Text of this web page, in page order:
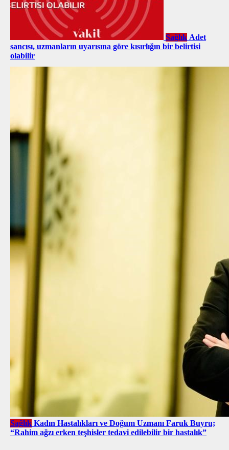
Sağlık Adet
sancısı, uzmanların uyarısına göre kısırlığın bir belirtisi
olabilir
Sağlık Kadın Hastalıkları ve Doğum Uzmanı Faruk Buyru;
“Rahim ağzı erken teşhisler tedavi edilebilir bir hastalık”